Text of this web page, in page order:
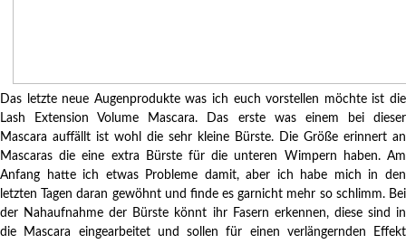
Das letzte neue Augenprodukte was ich euch vorstellen möchte ist die
Lash Extension Volume Mascara. Das erste was einem bei dieser
Mascara auffällt ist wohl die sehr kleine Bürste. Die Größe erinnert an
Mascaras die eine extra Bürste für die unteren Wimpern haben. Am
Anfang hatte ich etwas Probleme damit, aber ich habe mich in den
letzten Tagen daran gewöhnt und finde es garnicht mehr so schlimm. Bei
der Nahaufnahme der Bürste könnt ihr Fasern erkennen, diese sind in
die Mascara eingearbeitet und sollen für einen verlängernden Effekt